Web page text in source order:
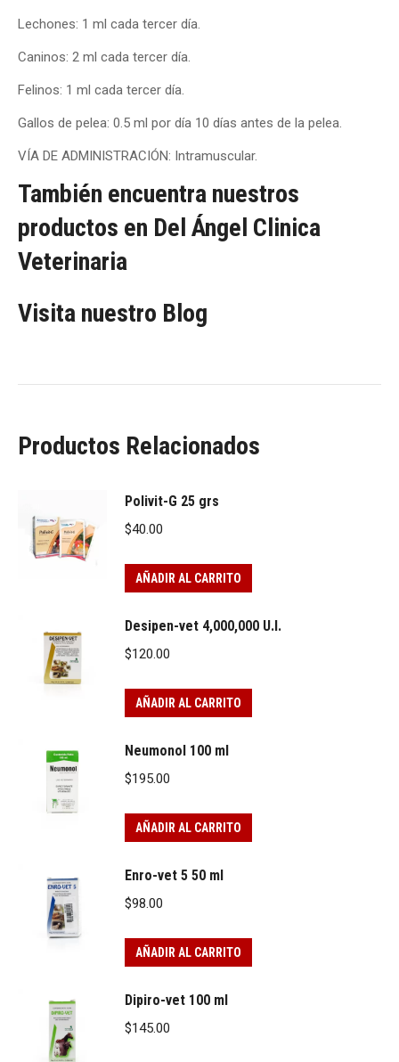
Lechones: 1 ml cada tercer día.
Caninos: 2 ml cada tercer día.
Felinos: 1 ml cada tercer día.
Gallos de pelea: 0.5 ml por día 10 días antes de la pelea.
VÍA DE ADMINISTRACIÓN: Intramuscular.
También encuentra nuestros
productos en Del Ángel Clinica
Veterinaria
Visita nuestro Blog
Productos Relacionados
Polivit-G 25 grs
$40.00
AÑADIR AL CARRITO
Desipen-vet 4,000,000 U.I.
$120.00
AÑADIR AL CARRITO
Neumonol 100 ml
$195.00
AÑADIR AL CARRITO
Enro-vet 5 50 ml
$98.00
AÑADIR AL CARRITO
Dipiro-vet 100 ml
$145.00